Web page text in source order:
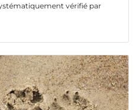
vérifié par